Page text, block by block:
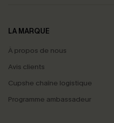
LA MARQUE
À propos de nous
Avis clients
Cupshe chaîne logistique
Programme ambassadeur